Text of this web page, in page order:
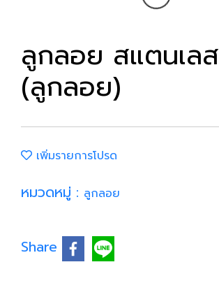
ลูกลอย สแตนเลส
(ลูกลอย)
เพิ่มรายการโปรด
หมวดหมู่ : ลูกลอย
Share